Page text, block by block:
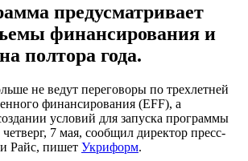
предусматривает
финансирования и
полтора года.
не ведут переговоры по трехлетней
финансирования (EFF), а
условий для запуска программы
7 мая, сообщил директор пресс-
Райс, пишет Укриформ.